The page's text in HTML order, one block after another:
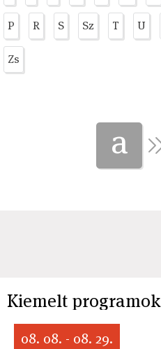
P R S Sz T U
Zs
a
Kiemelt programok
08. 08. - 08. 29.